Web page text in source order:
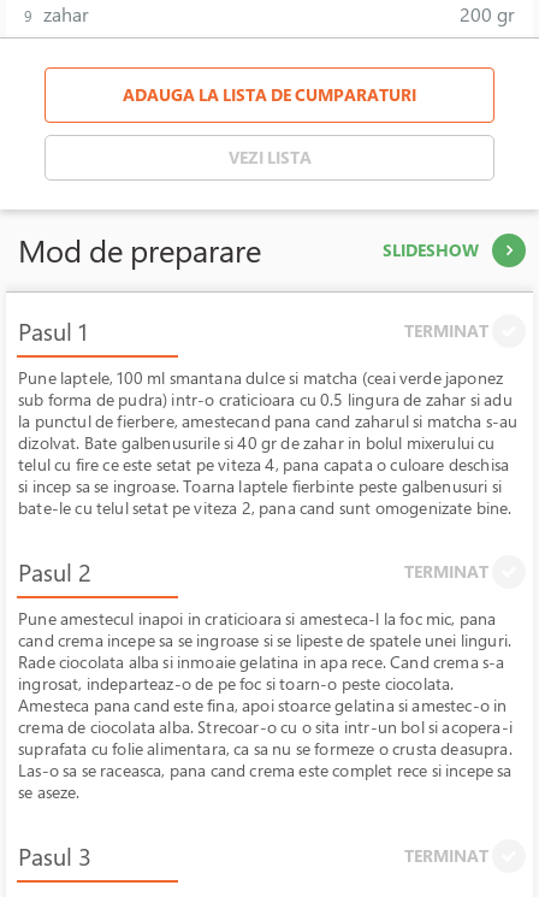
9 zahar 200 gr
ADAUGA LA LISTA DE CUMPARATURI
VEZI LISTA
Mod de preparare SLIDESHOW
Pasul 1 TERMINAT
Pune laptele, 100 ml smantana dulce si matcha (ceai verde japonez
sub forma de pudra) intr-o craticioara cu 0.5 lingura de zahar si adu
la punctul de fierbere, amestecand pana cand zaharul si matcha s-au
dizolvat. Bate galbenusurile si 40 gr de zahar in bolul mixerului cu
telul cu fire ce este setat pe viteza 4, pana capata o culoare deschisa
si incep sa se ingroase. Toarna laptele fierbinte peste galbenusuri si
bate-le cu telul setat pe viteza 2, pana cand sunt omogenizate bine.
Pasul 2 TERMINAT
Pune amestecul inapoi in craticioara si amesteca-l la foc mic, pana
cand crema incepe sa se ingroase si se lipeste de spatele unei linguri.
Rade ciocolata alba si inmoaie gelatina in apa rece. Cand crema s-a
ingrosat, indeparteaz-o de pe foc si toarn-o peste ciocolata.
Amesteca pana cand este fina, apoi stoarce gelatina si amestec-o in
crema de ciocolata alba. Strecoar-o cu o sita intr-un bol si acopera-i
suprafata cu folie alimentara, ca sa nu se formeze o crusta deasupra.
Las-o sa se raceasca, pana cand crema este complet rece si incepe sa
se aseze.
Pasul 3 TERMINAT